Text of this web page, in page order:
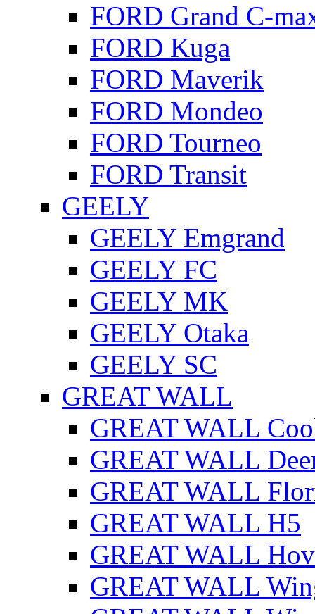
FORD Grand C-
FORD Kuga
FORD Maverik
FORD Mondeo
FORD Tourneo
FORD Transit
GEELY
GEELY Emgrand
GEELY FC
GEELY MK
GEELY Otaka
GEELY SC
GREAT WALL
GREAT WALL
GREAT WALL
GREAT WALL
GREAT WALL H5
GREAT WALL
GREAT WALL